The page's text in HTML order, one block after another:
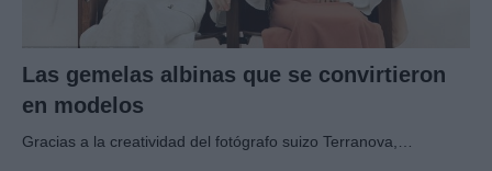
Las gemelas albinas que se convirtieron
en modelos
Gracias a la creatividad del fotógrafo suizo Terranova,…